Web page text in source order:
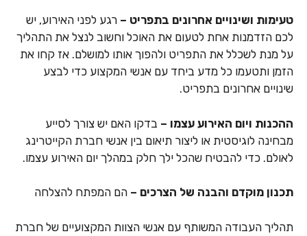
טעימות ושינויים אחרונים בתפריט –רגע לפני האירוע, יש
לכם הזדמנות אחת לטעום את האוכל וחשוב לנצל את התהליך
על מנת לשכלל את התפריט ולהפוך אותו למושלם. אז קחו את
הזמן ותטעמו כל מדע ביחד עם אנשי המקצוע כדי לבצע
שינויים אחרונים בתפריט.
ההכנות ויום האירוע עצמו –בדקו האם יש צורך לסייע
מבחינה לוגיסטית או ליצור תיאום בין אנשי חברת הקייטרינג
לאולם. כדי להבטיח שהכל ילך חלק במהלך יום האירוע עצמו.
תכנון מוקדם והבנה של הצרכים –הם המפתח להצלחה
תהליך העבודה המשותף עם אנשי הצוות המקצועיים של חברת